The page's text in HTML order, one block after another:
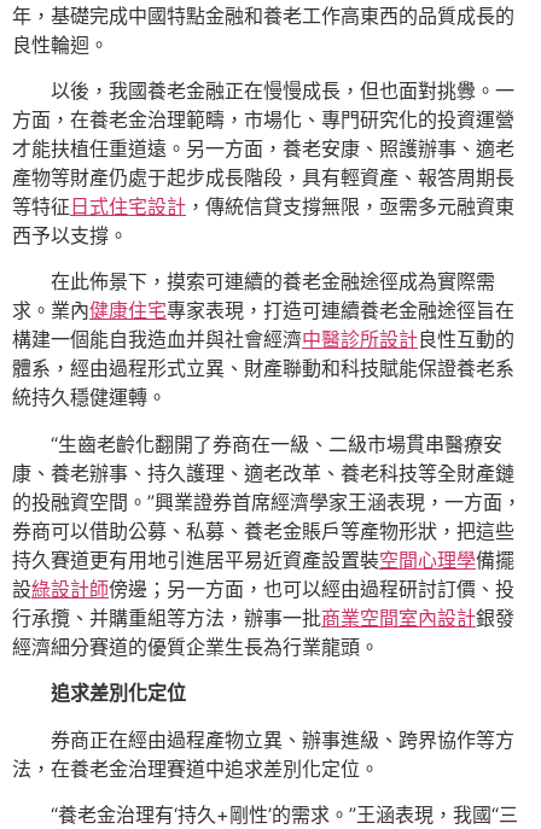
年，基礎完成中國特點金融和養老工作高東西的品質成長的
良性輪迴。
以後，我國養老金融正在慢慢成長，但也面對挑釁。一
方面，在養老金治理範疇，市場化、專門研究化的投資運營
才能扶植任重道遠。另一方面，養老安康、照護辦事、適老
產物等財產仍處于起步成長階段，具有輕資產、報答周期長
等特征日式住宅設計 ，傳統信貸支撐無限，亟需多元融資東
西予以支撐。
在此佈景下，摸索可連續的養老金融途徑成為實際需
求。業內健康住宅專家表現，打造可連續養老金融途徑旨在
構建一個能自我造血并與社會經濟中醫診所設計良性互動的
體系，經由過程形式立異、財產聯動和科技賦能保證養老系
統持久穩健運轉。
“生齒老齡化翻開了券商在一級、二級市場貫串醫療安
康、養老辦事、持久護理、適老改革、養老科技等全財產鏈
的投融資空間。”興業證券首席經濟學家王涵表現，一方面，
券商可以借助公募、私募、養老金賬戶等產物形狀，把這些
持久賽道更有用地引進居平易近資產設置裝空間心理學備擺
設綠設計師傍邊；另一方面，也可以經由過程研討訂價、投
行承攬、并購重組等方法，辦事一批商業空間室內設計銀發
經濟細分賽道的優質企業生長為行業龍頭。
追求差別化定位
券商正在經由過程產物立異、辦事進級、跨界協作等方
法，在養老金治理賽道中追求差別化定位。
“養老金治理有‘持久+剛性’的需求。”王涵表現，我國“三